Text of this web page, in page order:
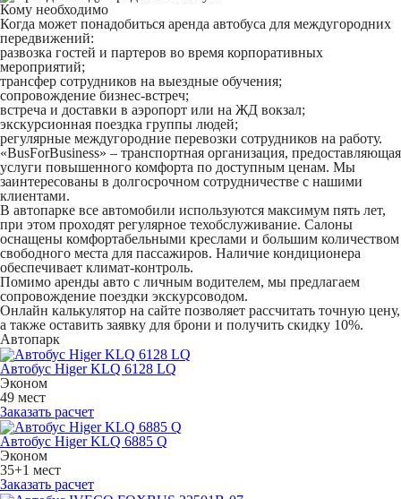
Кому необходимо
Когда может понадобиться аренда автобуса для междугородних
передвижений:
развозка гостей и партеров во время корпоративных
мероприятий;
трансфер сотрудников на выездные обучения;
сопровождение бизнес-встреч;
встреча и доставки в аэропорт или на ЖД вокзал;
экскурсионная поездка группы людей;
регулярные междугородние перевозки сотрудников на работу.
«BusForBusiness» – транспортная организация, предоставляющая
услуги повышенного комфорта по доступным ценам. Мы
заинтересованы в долгосрочном сотрудничестве с нашими
клиентами.
В автопарке все автомобили используются максимум пять лет,
при этом проходят регулярное техобслуживание. Салоны
оснащены комфортабельными креслами и большим количеством
свободного места для пассажиров. Наличие кондиционера
обеспечивает климат-контроль.
Помимо аренды авто с личным водителем, мы предлагаем
сопровождение поездки экскурсоводом.
Онлайн калькулятор на сайте позволяет рассчитать точную цену,
а также оставить заявку для брони и получить скидку 10%.
Автопарк
Автобус Higer KLQ 6128 LQ
Эконом
49 мест
Заказать расчет
Автобус Higer KLQ 6885 Q
Эконом
35+1 мест
Заказать расчет